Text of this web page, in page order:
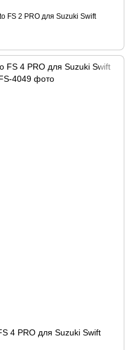
FS 2 PRO для Suzuki Swift
4 PRO для Suzuki Swift